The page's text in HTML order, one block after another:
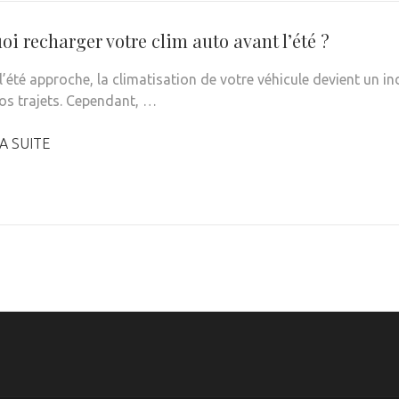
recharger votre clim auto avant l’été ?
approche, la climatisation de votre véhicule devient un
trajets. Cependant, …
SUITE